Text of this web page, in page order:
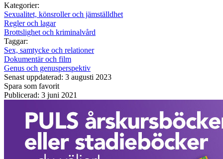
Kategorier:
Sexualitet, könsroller och jämställdhet
Regler och lagar
Brottslighet och kriminalvård
Taggar:
Sex, samtycke och relationer
Dokumentär och film
Genus och genusperspektiv
Senast uppdaterad: 3 augusti 2023
Spara som favorit
Publicerad: 3 juni 2021